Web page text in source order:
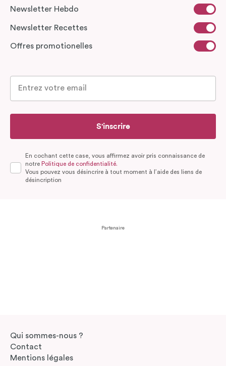
Newsletter Hebdo
Newsletter Recettes
Offres promotionelles
S'inscrire
En cochant cette case, vous affirmez avoir pris connaissance de
notre Politique de confidentialité.
Vous pouvez vous désincrire à tout moment à l’aide des liens de
désincription
Partenaire
Qui sommes-nous ?
Contact
Mentions légales